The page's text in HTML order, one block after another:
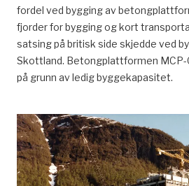
fordel ved bygging av
fjorder for bygging og kort
satsing på britisk side skjedde ved
Skottland. Betongplattformen MCP-
på grunn av ledig byggekapasitet.